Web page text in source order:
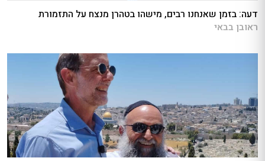
דעה: בזמן שאנחנו רבים, מישהו בטהרן מנצח על התזמורת
ראובן בבאי